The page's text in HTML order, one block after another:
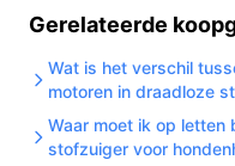
behouden.
plekken beter te
Controleer bij
borstel en
Gerelateerde
Wat is het verschil
motoren in draadloze
Waar moet ik op letten
stofzuiger voor